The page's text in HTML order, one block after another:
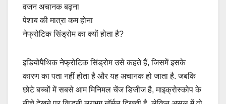
वजन अचानक बढ़ना
पेशाब की मात्रा कम होना
नेफ्रोटिक सिंड्रोम का क्यों होता है?
इडियोपैथिक नेफ्रोटिक सिंड्रोम उसे कहते हैं, जिसमें इसके
कारण का पता नहीं होता है और यह अचानक हो जाता है. जबकि
छोटे बच्चों में सबसे आम मिनिमल चेंज डिजीज है, माइक्रोस्कोप के